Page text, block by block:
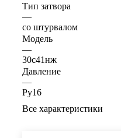
Тип затвора
—
со штурвалом
Модель
—
30с41нж
Давление
—
Ру16
Все характеристики